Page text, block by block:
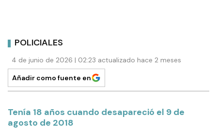
POLICIALES
4 de junio de 2026 | 02:23 actualizado hace 2 meses
Añadir como fuente en
Tenía 18 años cuando desapareció el 9 de
agosto de 2018